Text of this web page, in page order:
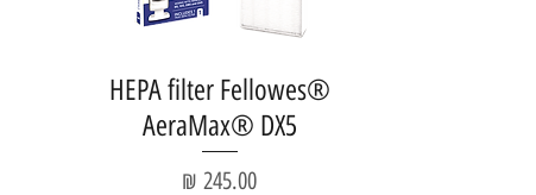
HEPA filter Fellowes®
AeraMax® DX5
מחיר